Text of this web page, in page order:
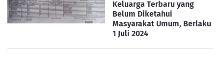
Keluarga Terbaru yang
Belum Diketahui
Masyarakat Umum, Berlaku
1 Juli 2024